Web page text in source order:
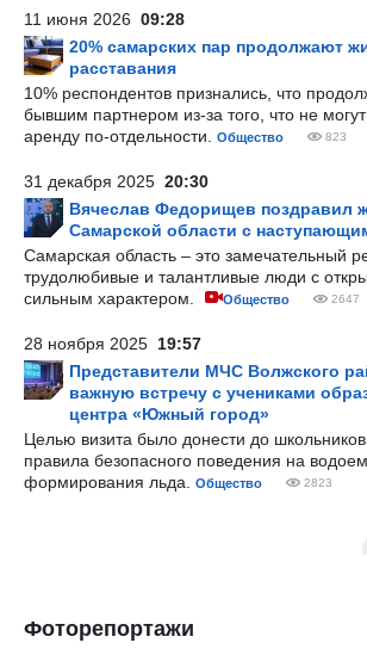
11 июня 2026 09:28
20% самарских пар продолжают
расставания
10% респондентов признались, что
бывшим партнером из-за того, что не
аренду по-отдельности.
Общество 823
31 декабря 2025 20:30
Вячеслав Федорищев поздравил
Самарской области с
Самарская область – это замечательный
трудолюбивые и талантливые люди с
сильным характером.
Общество 2647
28 ноября 2025 19:57
Представители МЧС Волжского
важную встречу с учениками
центра «Южный город»
Целью визита было донести до
правила безопасного поведения на
формирования льда.
Общество 2823
Фоторепортажи